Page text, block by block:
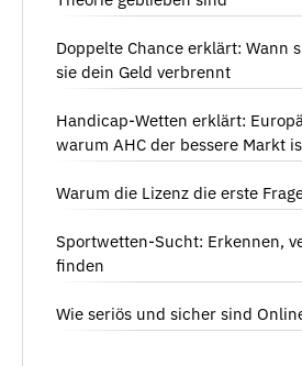
Doppelte Chance erklärt: Wann
sie dein Geld verbrennt
Handicap-Wetten erklärt:
warum AHC der bessere Markt
Warum die Lizenz die erste
Sportwetten-Sucht: Erkennen,
finden
Wie seriös und sicher sind